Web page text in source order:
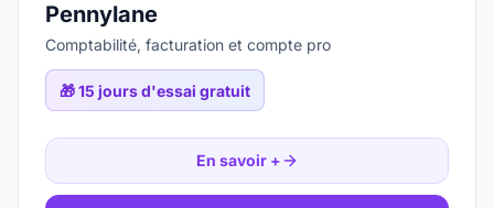
Pennylane
Comptabilité, facturation et compte pro
🎁15 jours d'essai gratuit
En savoir +